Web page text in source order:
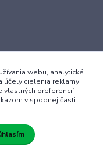
webu, analytické
účely cielenia reklamy
vlastných preferencií
v spodnej časti